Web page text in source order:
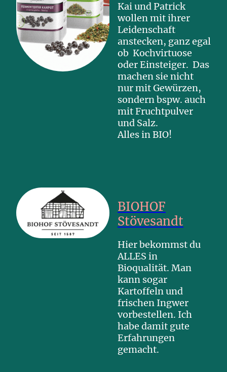
Kai und Patrick
wollen mit ihrer
Leidenschaft
anstecken, ganz egal
ob Kochvirtuose
oder Einsteiger. Das
machen sie nicht
nur mit Gewürzen,
sondern bspw. auch
mit Fruchtpulver
und Salz.
Alles in BIO!
BIOHOF
Stövesandt
Hier bekommst du
ALLES in
Bioqualität. Man
kann sogar
Kartoffeln und
frischen Ingwer
vorbestellen. Ich
habe damit gute
Erfahrungen
gemacht.